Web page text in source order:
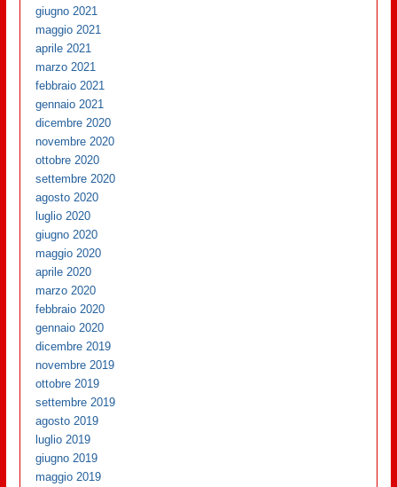
giugno 2021
maggio 2021
aprile 2021
marzo 2021
febbraio 2021
gennaio 2021
dicembre 2020
novembre 2020
ottobre 2020
settembre 2020
agosto 2020
luglio 2020
giugno 2020
maggio 2020
aprile 2020
marzo 2020
febbraio 2020
gennaio 2020
dicembre 2019
novembre 2019
ottobre 2019
settembre 2019
agosto 2019
luglio 2019
giugno 2019
maggio 2019